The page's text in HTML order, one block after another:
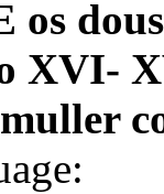
os
XVI-